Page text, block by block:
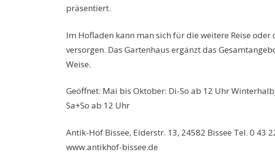
präsentiert.
Im Hofladen kann man sich für die weitere Reise oder
versorgen. Das Gartenhaus ergänzt das
Weise.
Geöffnet: Mai bis Oktober: Di-So ab 12 Uhr
Sa+So ab 12 Uhr
Antik-Hof Bissee, Eiderstr. 13, 24582 Bissee Tel. 0 43
www.antikhof-bissee.de